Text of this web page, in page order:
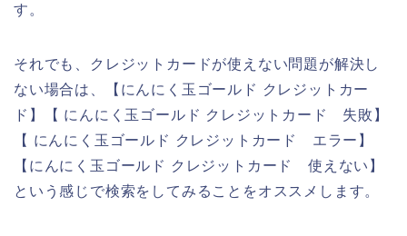
す。
それでも、クレジットカードが使えない問題が解決し
ない場合は、【にんにく玉ゴールド クレジットカー
ド】【 にんにく玉ゴールド クレジットカード 失敗】
【 にんにく玉ゴールド クレジットカード エラー】
【にんにく玉ゴールド クレジットカード 使えない】
という感じで検索をしてみることをオススメします。